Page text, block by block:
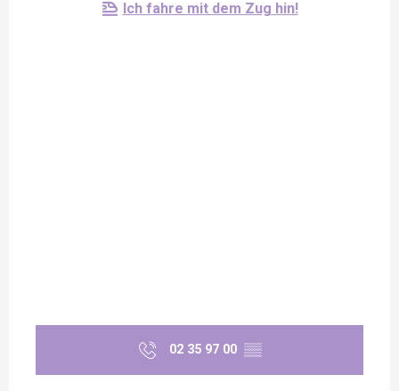
Ich fahre mit dem Zug hin!
02 35 97 00 ▒▒